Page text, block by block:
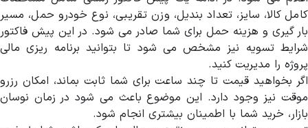
کامل کالا، سایز، تعداد بندیل، وزن تقریبی، نوع خودرو حمل، مسیر
بار گیری و هزینه حمل برای شما صادر می شود. در این پیش فاکتور
شرایط تسویه نیز مشخص می شود تا بتوانید برنامه ریزی مالی
پروژه را مدیریت کنید.
اگر بخواهید قیمت تا چند ساعت برای شما ثابت بماند، امکان رزرو
موقت نیز وجود دارد. این موضوع باعث می شود در زمان نوسان
بازار، خرید شما با اطمینان بیشتری انجام شود.